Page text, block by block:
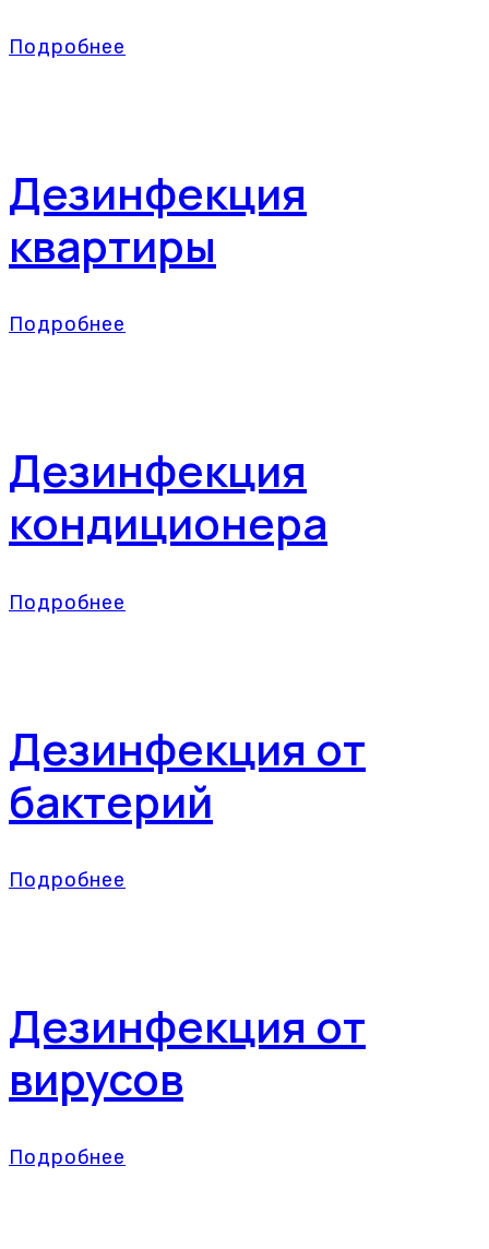
Подробнее
Дезинфекция
квартиры
Подробнее
Дезинфекция
кондиционера
Подробнее
Дезинфекция от
бактерий
Подробнее
Дезинфекция от
вирусов
Подробнее